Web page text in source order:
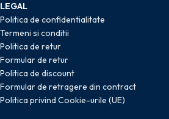
LEGAL
Politica de confidentialitate
Termeni si conditii
Politica de retur
Formular de retur
Politica de discount
Formular de retragere din contract
Politica privind Cookie-urile (UE)